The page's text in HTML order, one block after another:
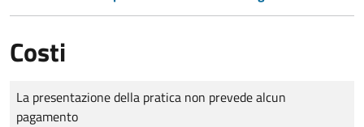
Costi
Tipo di pagamento
Importo
La presentazione della pratica non prevede alcun
pagamento